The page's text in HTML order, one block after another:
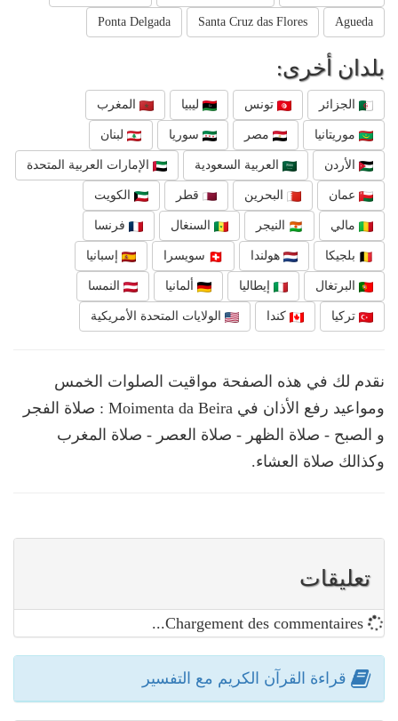
Agueda
Santa Cruz das Flores
Ponta Delgada
بلدان أخرى:
الجزائر تونس ليبيا المغرب
موريتانيا مصر سوريا لبنان
الأردن العربية السعودية الإمارات العربية المتحدة
عمان البحرين قطر الكويت
مالي النيجر السنغال فرنسا
بلجيكا هولندا سويسرا إسبانيا
البرتغال إيطاليا ألمانيا النمسا
تركيا كندا الولايات المتحدة الأمريكية
نقدم لك في هذه الصفحة مواقيت الصلوات الخمس
ومواعيد رفع الأذان في Moimenta da Beira : صلاة الفجر
و الصبح - صلاة الظهر - صلاة العصر - صلاة المغرب
وكذالك صلاة العشاء.
تعليقات
قراءة القرآن الكريم مع التفسير